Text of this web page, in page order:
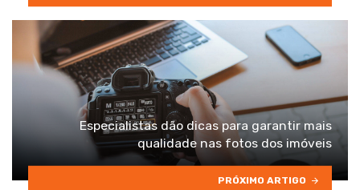
Especialistas dão dicas para garantir mais
qualidade nas fotos dos imóveis
PRÓXIMO ARTIGO